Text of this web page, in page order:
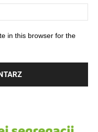
in this browser for the